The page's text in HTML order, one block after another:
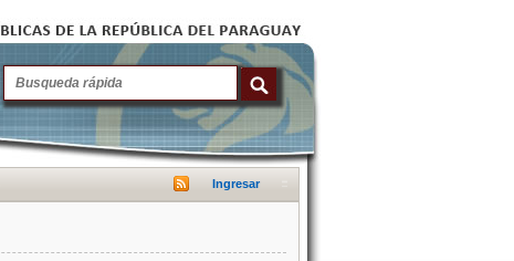
Ingresar